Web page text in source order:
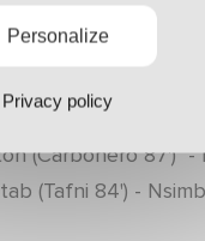
(Carbonero 87') -
(Tafni 84') -
Personalize
Privacy policy